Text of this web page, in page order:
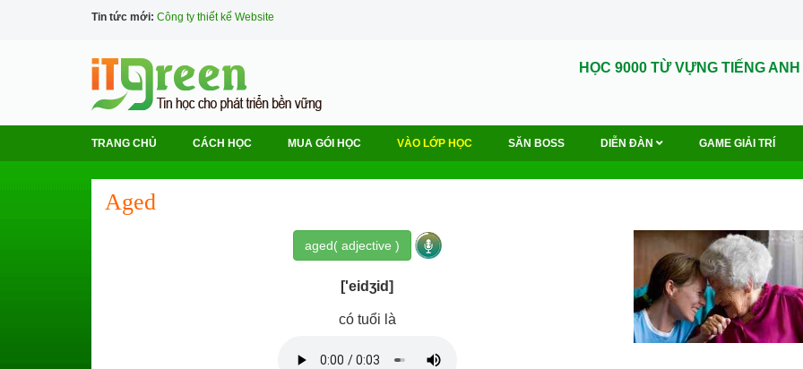
Tin tức mới: Công ty thiết kế Website
HỌC 9000 TỪ VỰNG TIẾNG ANH
TRANG CHỦ CÁCH HỌC MUA GÓI HỌC VÀO LỚP HỌC SĂN BOSS DIỄN ĐÀN GAME GIẢI TRÍ
Aged
aged( adjective )
['eidʒid]
có tuổi là